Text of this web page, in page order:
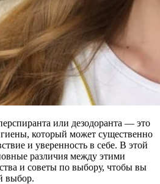
или дезодоранта — это
который может существенно
и уверенность в себе. В этой
различия между этими
и советы по выбору, чтобы вы
выбор.